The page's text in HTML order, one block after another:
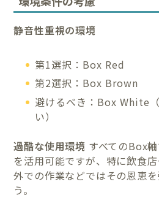
静音性重視の環境
第1選択：Box Red
第2選択：Box Brown
避けるべき：Box White
い）
過酷な使用環境 すべてのBox
を活用可能ですが、特に飲食
外での作業などではその恩恵
う。